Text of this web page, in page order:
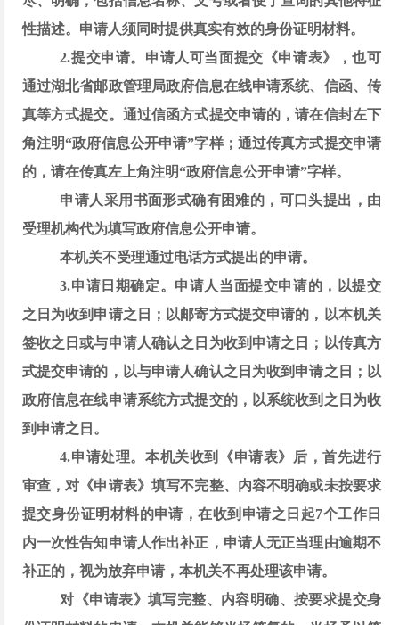
性描述。申请人须同时提供真实有效的身份证明材料。
2.提交申请。 申请人可当面提交《申请表》，也可
通过湖北省邮政管理局政府信息在线申请系统、信函、传
真等方式提交。通过信函方式提交申请的，请在信封左下
角注明“政府信息公开申请”字样；通过传真方式提交申请
的，请在传真左上角注明“政府信息公开申请”字样。
申请人采用书面形式确有困难的，可口头提出，由
受理机构代为填写政府信息公开申请。
本机关不受理通过电话方式提出的申请。
3.申请日期确定。 申请人当面提交申请的，以提交
之日为收到申请之日；以邮寄方式提交申请的，以本机关
签收之日或与申请人确认之日为收到申请之日；以传真方
式提交申请的，以与申请人确认之日为收到申请之日；以
政府信息在线申请系统方式提交的，以系统收到之日为收
到申请之日。
4.申请处理。本机关收到《申请表》后，首先进行
审查，对《申请表》填写不完整、内容不明确或未按要求
提交身份证明材料的申请，在收到申请之日起7个工作日
内一次性告知申请人作出补正，申请人无正当理由逾期不
补正的，视为放弃申请，本机关不再处理该申请。
对《申请表》填写完整、内容明确、按要求提交身